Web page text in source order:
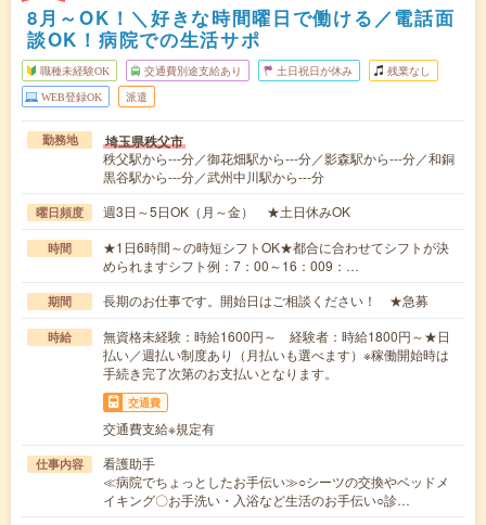
8月～OK！＼好きな時間曜日で働ける／電話面
談OK！病院での生活サポ
職種未経験OK 交通費別途支給あり 土日祝日が休み 残業なし
WEB登録OK 派遣
勤務地 埼玉県秩父市
秩父駅から---分／御花畑駅から---分／影森駅から---分／和銅
黒谷駅から---分／武州中川駅から---分
曜日頻度 週3日～5日OK（月～金） ★土日休みOK
時間
★1日6時間～の時短シフトOK★都合に合わせてシフトが決
められますシフト例：7：00～16：009：…
期間 長期のお仕事です。開始日はご相談ください！ ★急募
時給
無資格未経験：時給1600円～ 経験者：時給1800円～★日
払い／週払い制度あり（月払いも選べます）※稼働開始時は
手続き完了次第のお支払いとなります。
交通費
交通費支給※規定有
仕事内容
看護助手
≪病院でちょっとしたお手伝い≫○シーツの交換やベッドメ
イキング〇お手洗い・入浴など生活のお手伝い○診…